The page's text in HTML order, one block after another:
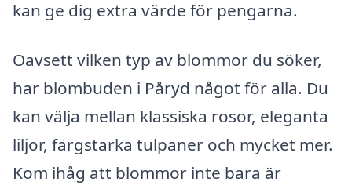
kan ge dig extra värde för pengarna.
Oavsett vilken typ av blommor du söker,
har blombuden i Påryd något för alla. Du
kan välja mellan klassiska rosor, eleganta
liljor, färgstarka tulpaner och mycket mer.
Kom ihåg att blommor inte bara är